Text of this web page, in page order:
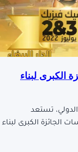
الكبرى لبناء
تستعد
الجائزة الكبرى لبناء